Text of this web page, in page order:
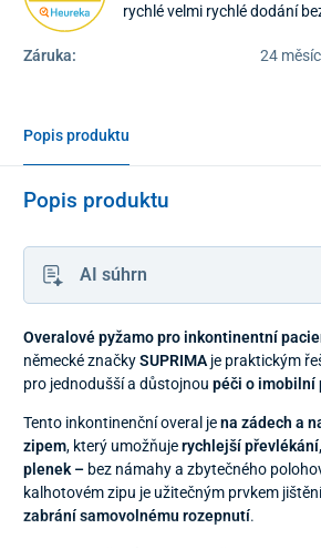
rychlé velmi rychlé dodání
Záruka: 24
Popis produktu
Popis produktu
AI súhrn
Overalové pyžamo pro inkontinentní
německé značkySUPRIMA je praktickým
pro jednodušší a důstojnou péči o imobilní
Tento inkontinenční overal jena zádech a
zipem, který umožňujerychlejší
plenek – bez námahy a zbytečného
kalhotovém zipu je užitečným prvkem
zabrání samovolnému rozepnutí.